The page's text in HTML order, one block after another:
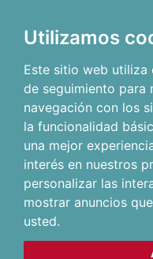
Utilizamos
Este sitio web
de seguimiento para
navegación con los
la funcionalidad
una mejor
interés en nuestros
personalizar las
mostrar anuncios
usted.